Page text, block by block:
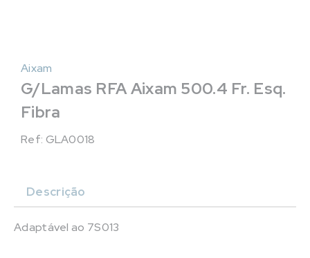
Aixam
G/Lamas RFA Aixam 500.4 Fr. Esq.
Fibra
Ref: GLA0018
Descrição
Adaptável ao 7S013